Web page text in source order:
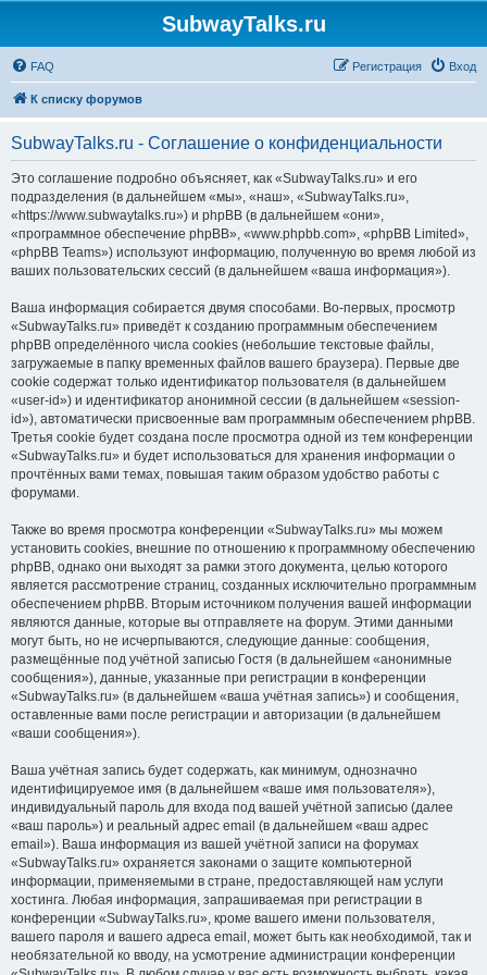
SubwayTalks.ru
FAQ Вход
Регистрация
К списку форумов
SubwayTalks.ru - Соглашение о конфиденциальности
Это соглашение подробно объясняет, как «SubwayTalks.ru» и его
подразделения (в дальнейшем «мы», «наш», «SubwayTalks.ru»,
«https://www.subwaytalks.ru») и phpBB (в дальнейшем «они»,
«программное обеспечение phpBB», «www.phpbb.com», «phpBB Limited»,
«phpBB Teams») используют информацию, полученную во время любой из
ваших пользовательских сессий (в дальнейшем «ваша информация»).
Ваша информация собирается двумя способами. Во-первых, просмотр
«SubwayTalks.ru» приведёт к созданию программным обеспечением
phpBB определённого числа cookies (небольшие текстовые файлы,
загружаемые в папку временных файлов вашего браузера). Первые две
cookie содержат только идентификатор пользователя (в дальнейшем
«user-id») и идентификатор анонимной сессии (в дальнейшем «session-
id»), автоматически присвоенные вам программным обеспечением phpBB.
Третья cookie будет создана после просмотра одной из тем конференции
«SubwayTalks.ru» и будет использоваться для хранения информации о
прочтённых вами темах, повышая таким образом удобство работы с
форумами.
Также во время просмотра конференции «SubwayTalks.ru» мы можем
установить cookies, внешние по отношению к программному обеспечению
phpBB, однако они выходят за рамки этого документа, целью которого
является рассмотрение страниц, созданных исключительно программным
обеспечением phpBB. Вторым источником получения вашей информации
являются данные, которые вы отправляете на форум. Этими данными
могут быть, но не исчерпываются, следующие данные: сообщения,
размещённые под учётной записью Гостя (в дальнейшем «анонимные
сообщения»), данные, указанные при регистрации в конференции
«SubwayTalks.ru» (в дальнейшем «ваша учётная запись») и сообщения,
оставленные вами после регистрации и авторизации (в дальнейшем
«ваши сообщения»).
Ваша учётная запись будет содержать, как минимум, однозначно
идентифицируемое имя (в дальнейшем «ваше имя пользователя»),
индивидуальный пароль для входа под вашей учётной записью (далее
«ваш пароль») и реальный адрес email (в дальнейшем «ваш адрес
email»). Ваша информация из вашей учётной записи на форумах
«SubwayTalks.ru» охраняется законами о защите компьютерной
информации, применяемыми в стране, предоставляющей нам услуги
хостинга. Любая информация, запрашиваемая при регистрации в
конференции «SubwayTalks.ru», кроме вашего имени пользователя,
вашего пароля и вашего адреса email, может быть как необходимой, так и
необязательной ко вводу, на усмотрение администрации конференции